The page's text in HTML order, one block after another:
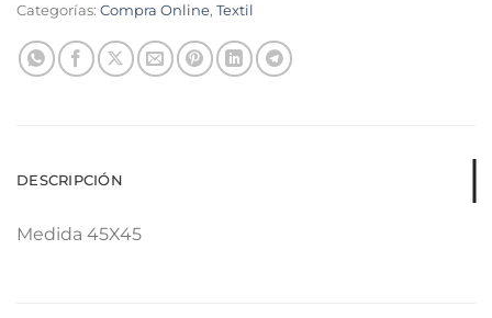
Categorías: Compra Online, Textil
DESCRIPCIÓN
Medida 45X45